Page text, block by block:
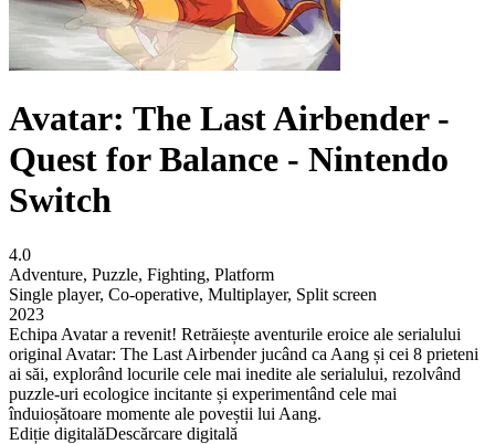
Avatar: The Last Airbender -
Quest for Balance - Nintendo
Switch
4.0
Adventure, Puzzle, Fighting, Platform
Single player, Co-operative, Multiplayer, Split screen
2023
Echipa Avatar a revenit! Retrăiește aventurile eroice ale serialului
original Avatar: The Last Airbender jucând ca Aang și cei 8 prieteni
ai săi, explorând locurile cele mai inedite ale serialului, rezolvând
puzzle-uri ecologice incitante și experimentând cele mai
înduioșătoare momente ale poveștii lui Aang.
Ediție digitalăDescărcare digitală